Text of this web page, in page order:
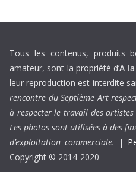
Tous les contenus, produits
amateur, sont la propriété d’A
leur reproduction est interdite
rencontre du Septième Art
à respecter le travail des
Les photos sont utilisées à des
d’exploitation commerciale.
|
Copyright © 2014-2020